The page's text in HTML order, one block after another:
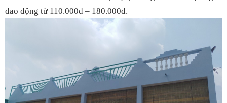
dao động từ 110.000đ – 180.000đ.